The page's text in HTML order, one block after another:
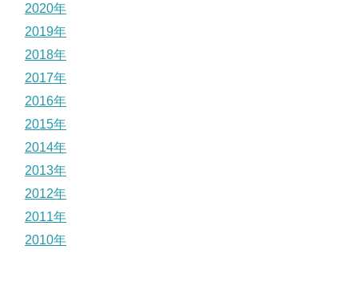
2020年
2019年
2018年
2017年
2016年
2015年
2014年
2013年
2012年
2011年
2010年